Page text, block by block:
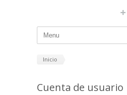
Inicio
Cuenta de usuario